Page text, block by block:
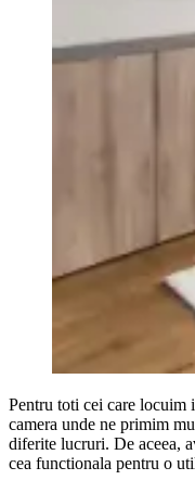
Pentru toti cei care locuim
camera unde ne primim
diferite lucruri. De aceea,
cea functionala pentru o